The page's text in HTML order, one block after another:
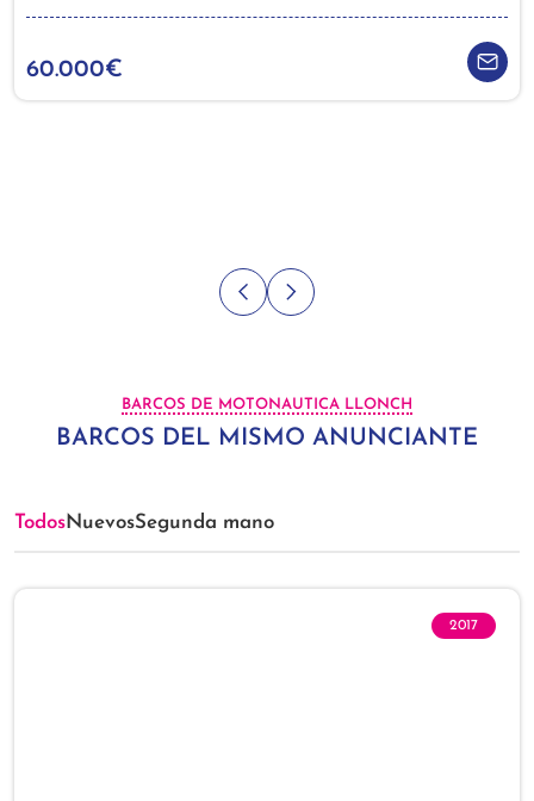
60.000€
BARCOS DE MOTONAUTICA LLONCH
BARCOS DEL MISMO ANUNCIANTE
TodosNuevosSegunda mano
2017